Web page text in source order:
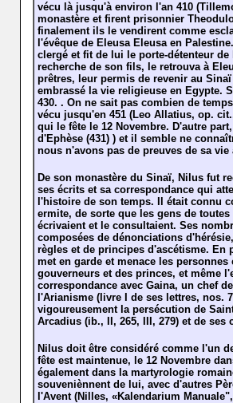
vécu là jusqu'à environ l'an 410
monastère et firent prisonnier
finalement ils le vendirent comme
l'évêque de Eleusa Eleusa en
clergé et fit de lui le porte-détenteur
recherche de son fils, le retrouva à
prêtres, leur permis de revenir au
embrassé la vie religieuse en Egypte.
430. . On ne sait pas combien de
vécu jusqu'en 451 (Leo Allatius, op.
qui le fête le 12 Novembre. D'autre
d'Ephèse (431) ) et il semble ne
nous n'avons pas de preuves de sa vie
De son monastère du Sinaï, Nilus fut
ses écrits et sa correspondance qui
l'histoire de son temps. Il était connu
ermite, de sorte que les gens de
écrivaient et le consultaient. Ses
composées de dénonciations
règles et de principes d'ascétisme. En
met en garde et menace les
gouverneurs et des princes, et même
correspondance avec Gaina, un chef
l'Arianisme (livre I de ses lettres, nos.
vigoureusement la persécution de
Arcadius (ib., II, 265, III, 279) et de ses
Nilus doit être considéré comme l'un
fête est maintenue, le 12 Novembre
également dans la martyrologie
souveniènnent de lui, avec d'autres
l'Avent (Nilles, «Kalendarium